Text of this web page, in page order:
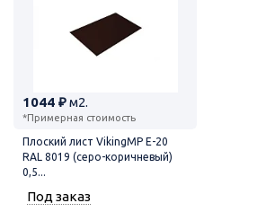
1044 ₽м2.
*Примерная стоимость
Плоский лист VikingMP E-20
RAL 8019 (серо-коричневый)
0,5...
Под заказ